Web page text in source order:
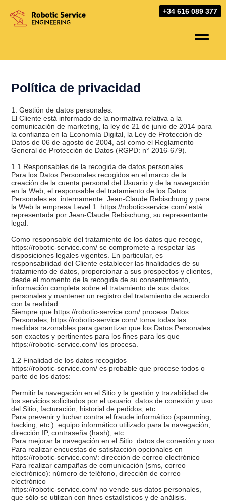
content
+34 616 089 377
Política de privacidad
1. Gestión de datos personales.
El Cliente está informado de la normativa relativa a la
comunicación de marketing, la ley de 21 de junio de 2014 para
la confianza en la Economía Digital, la Ley de Protección de
Datos de 06 de agosto de 2004, así como el Reglamento
General de Protección de Datos (RGPD: n° 2016-679).
1.1 Responsables de la recogida de datos personales
Para los Datos Personales recogidos en el marco de la
creación de la cuenta personal del Usuario y de la navegación
en la Web, el responsable del tratamiento de los Datos
Personales es: internamente: Jean-Claude Rebischung y para
la Web la empresa Level 1. https://robotic-service.com/ está
representada por Jean-Claude Rebischung, su representante
legal.
Como responsable del tratamiento de los datos que recoge,
https://robotic-service.com/ se compromete a respetar las
disposiciones legales vigentes. En particular, es
responsabilidad del Cliente establecer las finalidades de su
tratamiento de datos, proporcionar a sus prospectos y clientes,
desde el momento de la recogida de su consentimiento,
información completa sobre el tratamiento de sus datos
personales y mantener un registro del tratamiento de acuerdo
con la realidad.
Siempre que https://robotic-service.com/ procesa Datos
Personales, https://robotic-service.com/ toma todas las
medidas razonables para garantizar que los Datos Personales
son exactos y pertinentes para los fines para los que
https://robotic-service.com/ los procesa.
1.2 Finalidad de los datos recogidos
https://robotic-service.com/ es probable que procese todos o
parte de los datos:
Permitir la navegación en el Sitio y la gestión y trazabilidad de
los servicios solicitados por el usuario: datos de conexión y uso
del Sitio, facturación, historial de pedidos, etc.
Para prevenir y luchar contra el fraude informático (spamming,
hacking, etc.): equipo informático utilizado para la navegación,
dirección IP, contraseña (hash), etc.
Para mejorar la navegación en el Sitio: datos de conexión y uso
Para realizar encuestas de satisfacción opcionales en
https://robotic-service.com/: dirección de correo electrónico
Para realizar campañas de comunicación (sms, correo
electrónico): número de teléfono, dirección de correo
electrónico
https://robotic-service.com/ no vende sus datos personales,
que sólo se utilizan con fines estadísticos y de análisis.